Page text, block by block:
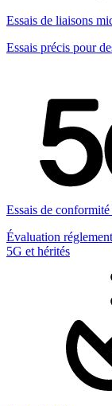
Essais de liaisons
Essais précis pour
Essais de
Évaluation
5G et hérités